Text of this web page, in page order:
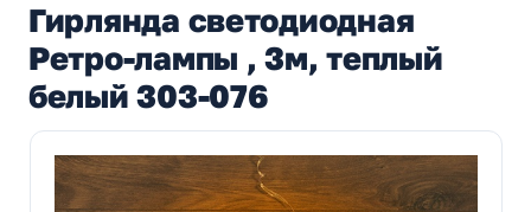
Гирлянда светодиодная
Ретро-лампы , 3м, теплый
белый 303-076